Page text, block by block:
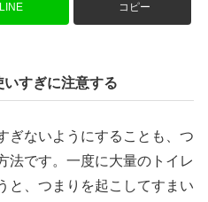
LINE コピー
いすぎに注意する
ぎないようにすることも、つ
法です。一度に大量のトイレ
と、つまりを起こしてすまい